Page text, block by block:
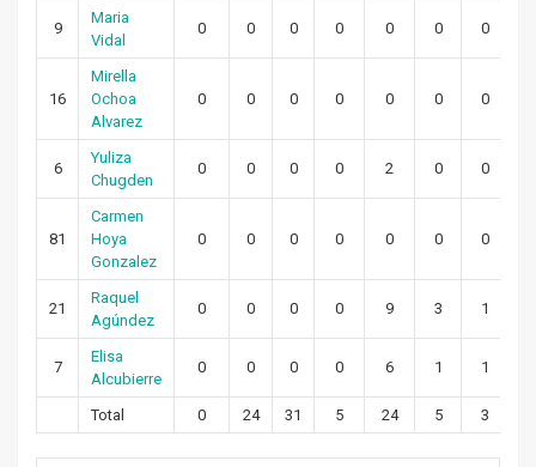
9
Maria
Vidal
0 0 0 0 0 0 0
16
Mirella
Ochoa
Alvarez
0 0 0 0 0 0 0
6
Yuliza
Chugden
0 0 0 0 2 0 0
81
Carmen
Hoya
Gonzalez
0 0 0 0 0 0 0
21
Raquel
Agúndez
0 0 0 0 9 3 1
7
Elisa
Alcubierre
0 0 0 0 6 1 1
Total 0 24 31 5 24 5 3